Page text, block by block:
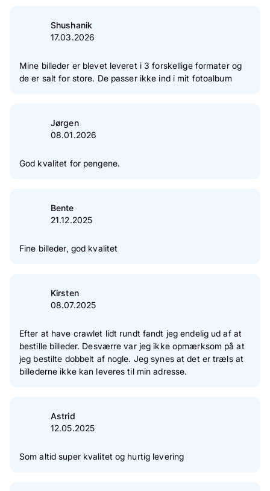
Stjerne(r)
Stjerne(r)
2 Stjerne(r)
1 %
1 Stjerne(r)
Shushanik
17.03.2026
Mine billeder er blevet leveret i 3 forskellige formater og
de er salt for store. De passer ikke ind i mit fotoalbum
Jørgen
08.01.2026
God kvalitet for pengene.
Bente
21.12.2025
Fine billeder, god kvalitet
Kirsten
08.07.2025
Efter at have crawlet lidt rundt fandt jeg endelig ud af at
bestille billeder. Desværre var jeg ikke opmærksom på at
jeg bestilte dobbelt af nogle. Jeg synes at det er træls at
billederne ikke kan leveres til min adresse.
Astrid
12.05.2025
Som altid super kvalitet og hurtig levering